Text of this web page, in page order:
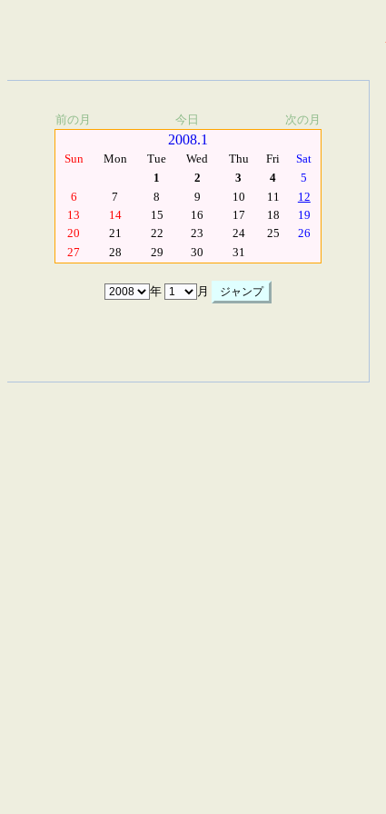
前の月 今日 次の月
2008.1
Sun Mon Tue Wed Thu Fri
Sat
1
2 3 4
5
6
7 8 9 10 11
12
13
14 15 16 17 18
19
20
21 22 23 24 25
26
27
28 29 30 31
年 月